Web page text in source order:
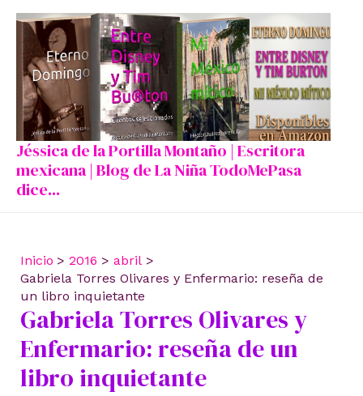
contenido
Jéssica de la Portilla Montaño | Escritora
mexicana | Blog de La Niña TodoMePasa
dice...
Inicio 2016
abril
Gabriela Torres Olivares y Enfermario: reseña de
un libro inquietante
Gabriela Torres Olivares y
Enfermario: reseña de un
libro inquietante